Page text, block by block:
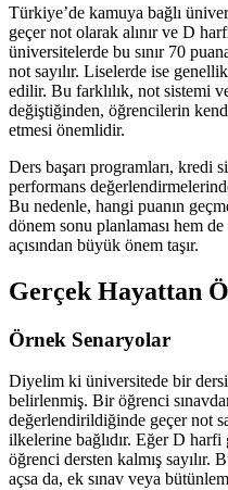
Türkiye’de kamuya bağlı
geçer not olarak alınır ve D
üniversitelerde bu sınır 70
not sayılır. Liselerde ise
edilir. Bu farklılık, not sistemi
değiştiğinden, öğrencilerin
etmesi önemlidir.
Ders başarı programları, kredi
performans
Bu nedenle, hangi puanın
dönem sonu planlaması hem de
açısından büyük önem taşır.
Gerçek Hayattan
Örnek Senaryolar
Diyelim ki üniversitede bir
belirlenmiş. Bir öğrenci
değerlendirildiğinde geçer not
ilkelerine bağlıdır. Eğer D harfi
öğrenci dersten kalmış sayılır.
açsa da, ek sınav veya